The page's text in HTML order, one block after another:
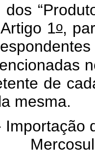
Artigo 1o,
de
mesma.